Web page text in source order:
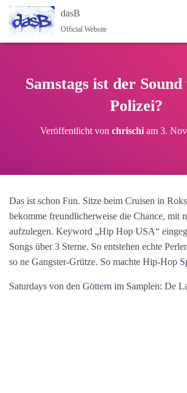
dasB
Official Website
Samstags ist der Sound
Polizei?
Veröffentlicht von chrischiam 3.
Das ist schon Fun. Sitze beim Cruisen in
bekomme freundlicherweise die Chance, mit
aufzulegen. Keyword „Hip Hop USA“
Songs über 3 Sterne. So entstehen echte
so ne Gangster-Grütze. So machte Hip-Hop
Saturdays von den Göttern im Samplen: De